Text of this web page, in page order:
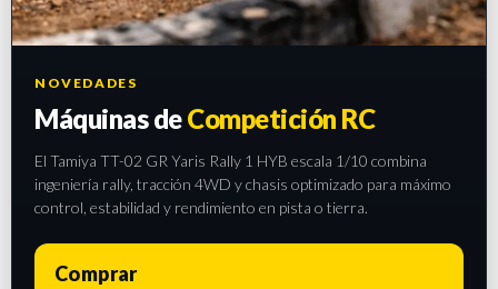
NOVEDADES
Máquinas deCompetición RC
El Tamiya TT-02 GR Yaris Rally 1 HYB escala 1/10 combina
ingeniería rally, tracción 4WD y chasis optimizado para máximo
control, estabilidad y rendimiento en pista o tierra.
Comprar